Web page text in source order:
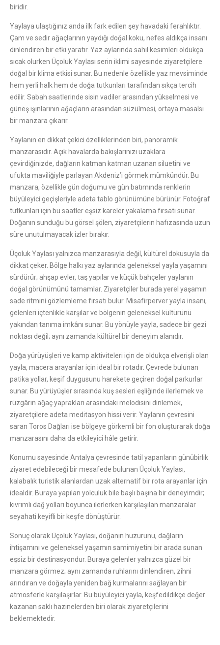
biridir.
Yaylaya ulaştığınız anda ilk fark edilen şey havadaki ferahlıktır.
Çam ve sedir ağaçlarının yaydığı doğal koku, nefes aldıkça insanı
dinlendiren bir etki yaratır. Yaz aylarında sahil kesimleri oldukça
sıcak olurken Üçoluk Yaylası serin iklimi sayesinde ziyaretçilere
doğal bir klima etkisi sunar. Bu nedenle özellikle yaz mevsiminde
hem yerli halk hem de doğa tutkunları tarafından sıkça tercih
edilir. Sabah saatlerinde sisin vadiler arasından yükselmesi ve
güneş ışınlarının ağaçların arasından süzülmesi, ortaya masalsı
bir manzara çıkarır.
Yaylanın en dikkat çekici özelliklerinden biri, panoramik
manzarasıdır. Açık havalarda bakışlarınızı uzaklara
çevirdiğinizde, dağların katman katman uzanan siluetini ve
ufukta maviliğiyle parlayan Akdeniz’i görmek mümkündür. Bu
manzara, özellikle gün doğumu ve gün batımında renklerin
büyüleyici geçişleriyle adeta tablo görünümüne bürünür. Fotoğraf
tutkunları için bu saatler eşsiz kareler yakalama fırsatı sunar.
Doğanın sunduğu bu görsel şölen, ziyaretçilerin hafızasında uzun
süre unutulmayacak izler bırakır.
Üçoluk Yaylası yalnızca manzarasıyla değil, kültürel dokusuyla da
dikkat çeker. Bölge halkı yaz aylarında geleneksel yayla yaşamını
sürdürür; ahşap evler, taş yapılar ve küçük bahçeler yaylanın
doğal görünümünü tamamlar. Ziyaretçiler burada yerel yaşamın
sade ritmini gözlemleme fırsatı bulur. Misafirperver yayla insanı,
gelenleri içtenlikle karşılar ve bölgenin geleneksel kültürünü
yakından tanıma imkânı sunar. Bu yönüyle yayla, sadece bir gezi
noktası değil; aynı zamanda kültürel bir deneyim alanıdır.
Doğa yürüyüşleri ve kamp aktiviteleri için de oldukça elverişli olan
yayla, macera arayanlar için ideal bir rotadır. Çevrede bulunan
patika yollar, keşif duygusunu harekete geçiren doğal parkurlar
sunar. Bu yürüyüşler sırasında kuş sesleri eşliğinde ilerlemek ve
rüzgârın ağaç yaprakları arasındaki melodisini dinlemek,
ziyaretçilere adeta meditasyon hissi verir. Yaylanın çevresini
saran Toros Dağları ise bölgeye görkemli bir fon oluşturarak doğa
manzarasını daha da etkileyici hâle getirir.
Konumu sayesinde Antalya çevresinde tatil yapanların günübirlik
ziyaret edebileceği bir mesafede bulunan Üçoluk Yaylası,
kalabalık turistik alanlardan uzak alternatif bir rota arayanlar için
idealdir. Buraya yapılan yolculuk bile başlı başına bir deneyimdir;
kıvrımlı dağ yolları boyunca ilerlerken karşılaşılan manzaralar
seyahati keyifli bir keşfe dönüştürür.
Sonuç olarak Üçoluk Yaylası, doğanın huzurunu, dağların
ihtişamını ve geleneksel yaşamın samimiyetini bir arada sunan
eşsiz bir destinasyondur. Buraya gelenler yalnızca güzel bir
manzara görmez; aynı zamanda ruhlarını dinlendiren, zihni
arındıran ve doğayla yeniden bağ kurmalarını sağlayan bir
atmosferle karşılaşırlar. Bu büyüleyici yayla, keşfedildikçe değer
kazanan saklı hazinelerden biri olarak ziyaretçilerini
beklemektedir.